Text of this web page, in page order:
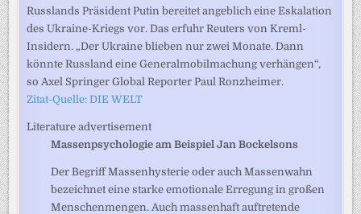
Russlands Präsident Putin bereitet angeblich eine Eskalation
des Ukraine-Kriegs vor. Das erfuhr Reuters von Kreml-
Insidern. „Der Ukraine blieben nur zwei Monate. Dann
könnte Russland eine Generalmobilmachung verhängen“,
so Axel Springer Global Reporter Paul Ronzheimer.
Zitat-Quelle: DIE WELT
Literature advertisement
Massenpsychologie am Beispiel Jan Bockelsons
Der Begriff Massenhysterie oder auch Massenwahn
bezeichnet eine starke emotionale Erregung in großen
Menschenmengen. Auch massenhaft auftretende